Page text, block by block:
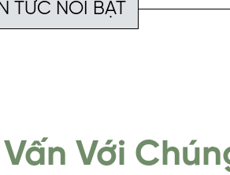
TỨC NỔI BẬT
Với